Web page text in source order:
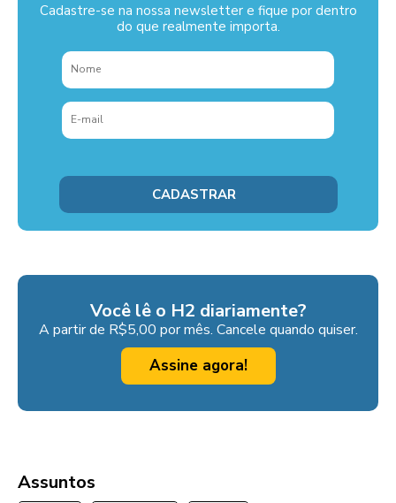
Cadastre-se na nossa newsletter e fique por dentro
do que realmente importa.
Você lê o H2 diariamente?
A partir de R$5,00 por mês. Cancele quando quiser.
Assine agora!
Assuntos